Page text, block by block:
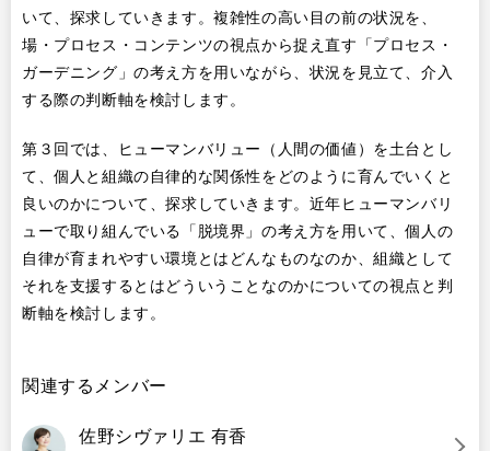
いて、探求していきます。複雑性の高い目の前の状況を、
場・プロセス・コンテンツの視点から捉え直す「プロセス・
ガーデニング」の考え方を用いながら、状況を見立て、介入
する際の判断軸を検討します。
第３回では、ヒューマンバリュー（人間の価値）を土台とし
て、個人と組織の自律的な関係性をどのように育んでいくと
良いのかについて、探求していきます。近年ヒューマンバリ
ューで取り組んでいる「脱境界」の考え方を用いて、個人の
自律が育まれやすい環境とはどんなものなのか、組織として
それを支援するとはどういうことなのかについての視点と判
断軸を検討します。
関連するメンバー
佐野シヴァリエ 有香